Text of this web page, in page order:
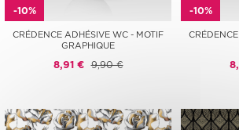
-10%
CRÉDENCE ADHÉSIVE WC - MOTIF
GRAPHIQUE
8,91 € 9,90 €
-10%